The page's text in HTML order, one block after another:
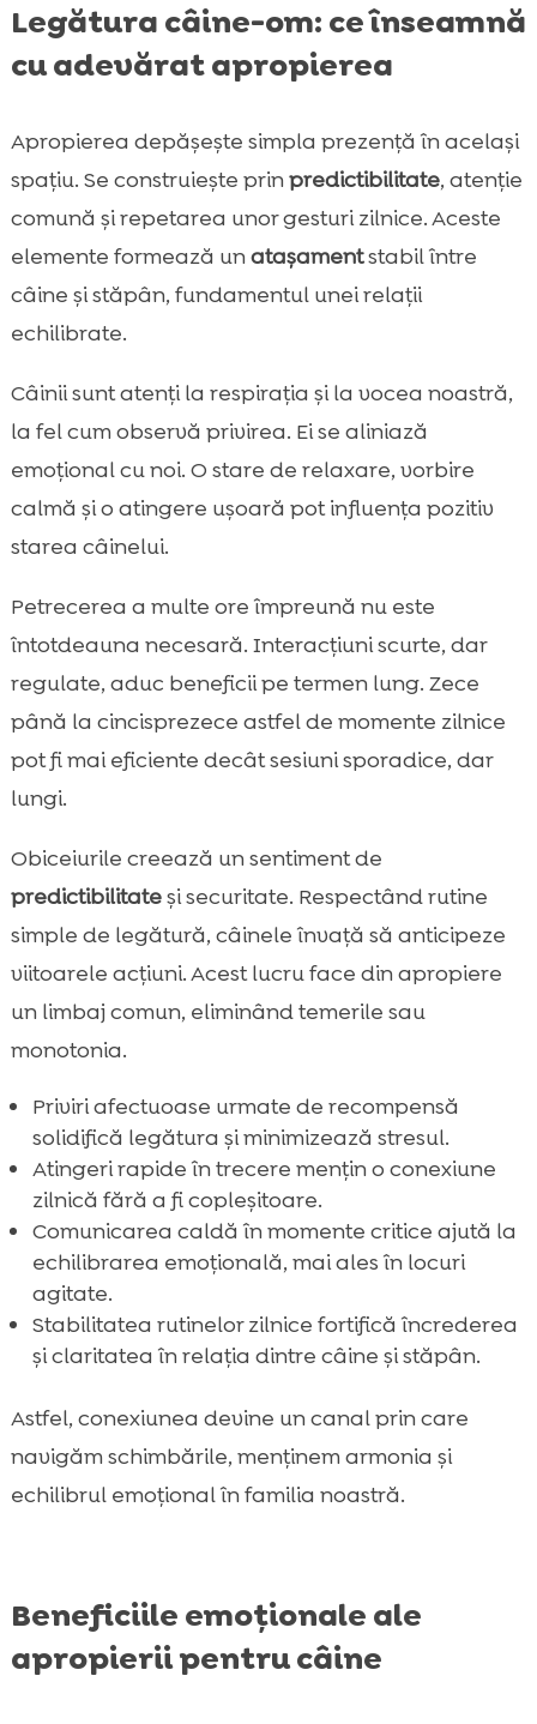
Legătura câine-om: ce înseamnă
cu adevărat apropierea
Apropierea depășește simpla prezență în același
spațiu. Se construiește prinpredictibilitate, atenție
comună și repetarea unor gesturi zilnice. Aceste
elemente formează unatașamentstabil între
câine și stăpân, fundamentul unei relații
echilibrate.
Câinii sunt atenți la respirația și la vocea noastră,
la fel cum observă privirea. Ei se aliniază
emoțional cu noi. O stare de relaxare, vorbire
calmă și o atingere ușoară pot influența pozitiv
starea câinelui.
Petrecerea a multe ore împreună nu este
întotdeauna necesară. Interacțiuni scurte, dar
regulate, aduc beneficii pe termen lung. Zece
până la cincisprezece astfel de momente zilnice
pot fi mai eficiente decât sesiuni sporadice, dar
lungi.
Obiceiurile creează un sentiment de
predictibilitateși securitate. Respectând rutine
simple de legătură, câinele învață să anticipeze
viitoarele acțiuni. Acest lucru face din apropiere
un limbaj comun, eliminând temerile sau
monotonia.
Priviri afectuoase urmate de recompensă
solidifică legătura și minimizează stresul.
Atingeri rapide în trecere mențin o conexiune
zilnică fără a fi copleșitoare.
Comunicarea caldă în momente critice ajută la
echilibrarea emoțională, mai ales în locuri
agitate.
Stabilitatea rutinelor zilnice fortifică încrederea
și claritatea în relația dintre câine și stăpân.
Astfel, conexiunea devine un canal prin care
navigăm schimbările, menținem armonia și
echilibrul emoțional în familia noastră.
Beneficiile emoționale ale
apropierii pentru câine